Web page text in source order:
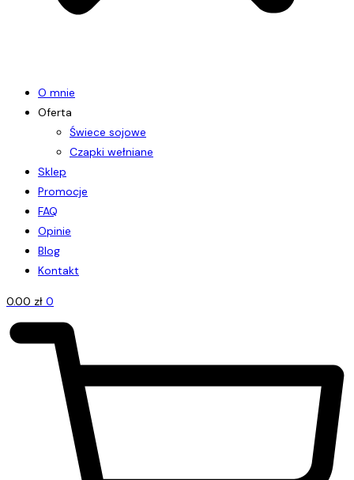
O mnie
Oferta
Świece sojowe
Czapki wełniane
Sklep
Promocje
FAQ
Opinie
Blog
Kontakt
0.00 zł 0